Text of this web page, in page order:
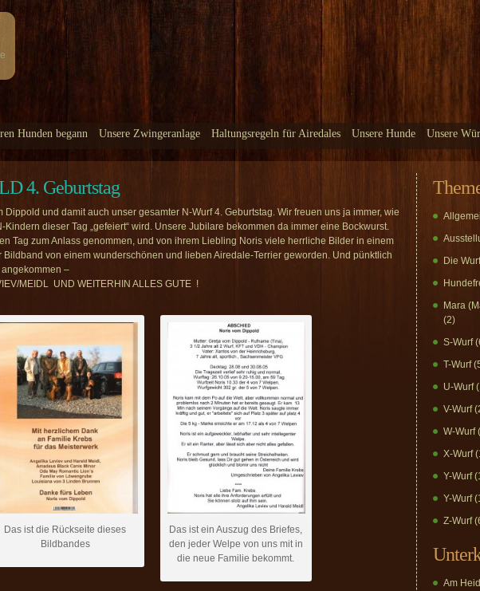
Hunden begann Unsere Zwingeranlage Haltungsregeln für Airedales Unsere Hunde Unsere
4. Geburtstag
und damit auch unser gesamter N-Wurf 4. Geburtstag. Wir freuen uns ja immer, wie
dieser Tag „gefeiert“ wird. Unsere Jubilare bekommen da immer eine Bockwurst.
Tag zum Anlass genommen, und von ihrem Liebling Noris viele herrliche Bilder in einem
Bildband von einem wunderschönen und lieben Airedale-Terrier geworden. Und pünktlich
–
MEIDL UND WEITERHIN ALLES GUTE !
Das ist die Rückseite dieses
Bildbandes
Das ist ein Auszug des Briefes,
den jeder Welpe von uns mit in
die neue Familie bekommt.
Die
Mara
(2)
S-Wurf
T-Wurf
U-Wurf
V-Wurf
W-Wurf
X-Wurf
Y-Wurf
Y-Wurf
Z-Wurf
Am